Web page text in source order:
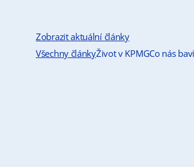
Zobrazit aktuální články
Všechny článkyŽivot v KPMGCo nás baví